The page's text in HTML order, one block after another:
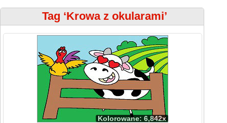
Tag ‘Krowa z okularami’
Kolorowane: 6,842x